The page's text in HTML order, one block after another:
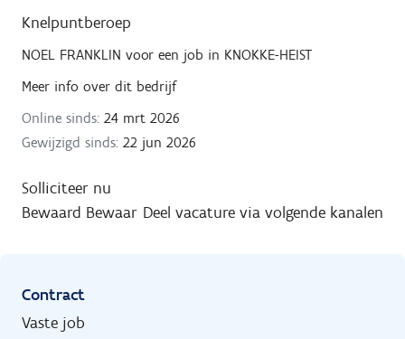
Knelpuntberoep
NOEL FRANKLIN voor een job in KNOKKE-HEIST
Meer info over dit bedrijf
Online sinds: 24 mrt 2026
Gewijzigd sinds: 22 jun 2026
Solliciteer nu
Bewaard Bewaar Deel vacature via volgende kanalen
Contract
Vaste job